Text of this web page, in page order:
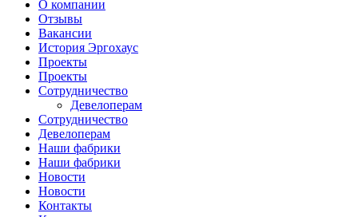
О компании
Отзывы
Вакансии
История Эргохаус
Проекты
Проекты
Сотрудничество
Девелоперам
Сотрудничество
Девелоперам
Наши фабрики
Наши фабрики
Новости
Новости
Контакты